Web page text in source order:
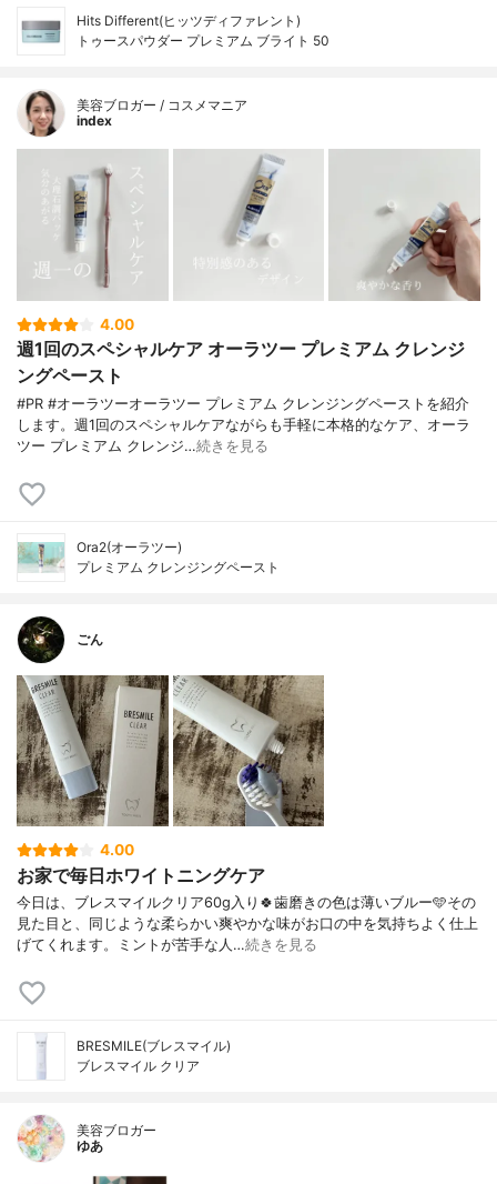
Hits Different(ヒッツディファレント)
トゥースパウダー プレミアム ブライト 50
美容ブロガー / コスメマニア
index
4.00
週1回のスペシャルケア オーラツー プレミアム クレンジ
ングペースト
#PR #オーラツーオーラツー プレミアム クレンジングペーストを紹介
します。週1回のスペシャルケアながらも手軽に本格的なケア、オーラ
ツー プレミアム クレンジ…続きを見る
Ora2(オーラツー)
プレミアム クレンジングペースト
ごん
4.00
お家で毎日ホワイトニングケア
今日は、ブレスマイルクリア60g入り🍀歯磨きの色は薄いブルー🩵その
見た目と、同じような柔らかい爽やかな味がお口の中を気持ちよく仕上
げてくれます。ミントが苦手な人…続きを見る
BRESMILE(ブレスマイル)
ブレスマイル クリア
美容ブロガー
ゆあ